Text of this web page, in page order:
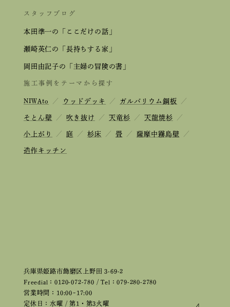
兵庫県姫路市飾磨区上野田 3-69-2
Freedial：0120-072-780 / Tel：079-280-2780
営業時間：10:00~17:00
定休日：水曜 / 第1・第3火曜
スタッフブログ
本田準一の「ここだけの話」
瀬崎英仁の「長持ちする家」
岡田由記子の「主婦の冒険の書」
施工事例をテーマから探す
NIWAto ／ ウッドデッキ ／ ガルバリウム鋼板 ／
そとん壁 ／ 吹き抜け ／ 天竜杉 ／ 天龍焼杉 ／
小上がり ／ 庭 ／ 杉床 ／ 畳 ／ 薩摩中霧島壁 ／
造作キッチン